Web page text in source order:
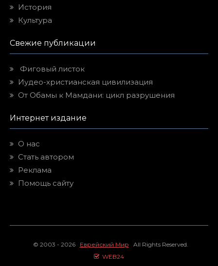
История
Культура
Свежие публикации
Фиговый листок
Иудео-христианская цивилизация
От Обамы к Мамдани: цикл разрушения
Интернет издание
О нас
Стать автором
Реклама
Помощь сайту
© 2003 - 2026 Еврейский Мир All Rights Reserved.
WEB24